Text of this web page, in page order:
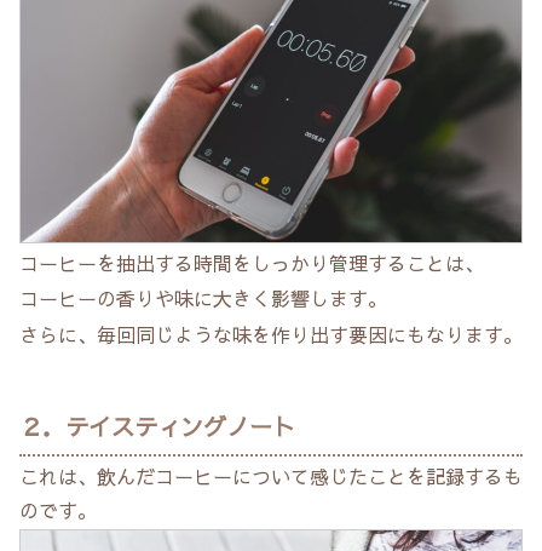
コーヒーを抽出する時間をしっかり管理することは、
コーヒーの香りや味に大きく影響します。
さらに、毎回同じような味を作り出す要因にもなります。
２．テイスティングノート
これは、飲んだコーヒーについて感じたことを記録するも
のです。